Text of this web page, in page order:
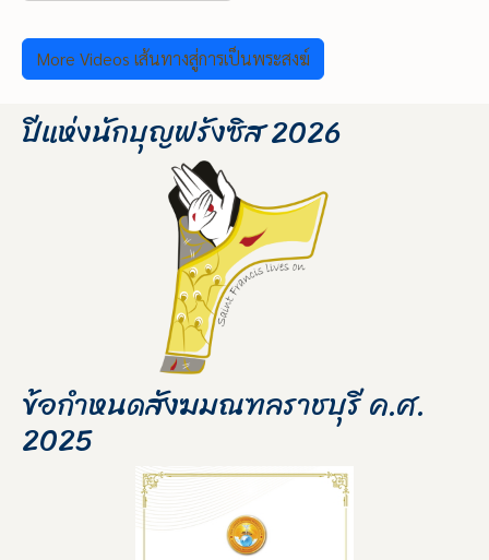
More Videos เส้นทางสู่การเป็นพระสงฆ์
ปีแห่งนักบุญฟรังซิส 2026
ข้อกำหนดสังฆมณฑลราชบุรี ค.ศ.
2025